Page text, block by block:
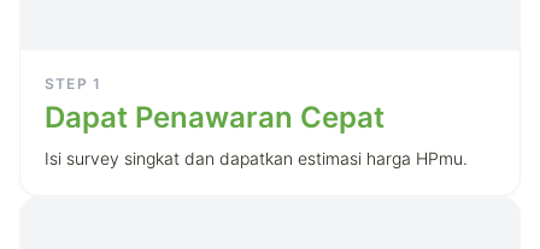
STEP 1
Dapat Penawaran Cepat
Isi survey singkat dan dapatkan estimasi harga HPmu.